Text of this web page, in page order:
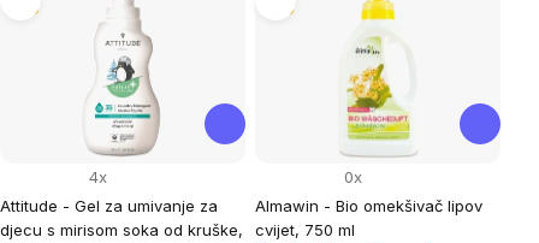
products
Attitude - Gel za umivanje za
djecu s mirisom soka od kruške,
4x
Almawin - Bio omekšivač lipov
cvijet, 750 ml
0x